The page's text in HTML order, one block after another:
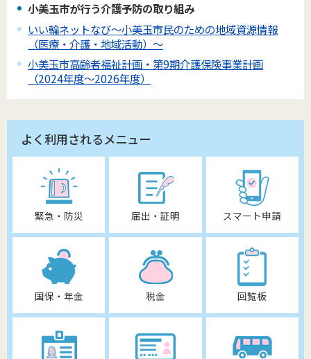
小美玉市が行う介護予防の取り組み
いい輪ネットなび～小美玉市民のための地域資源情報
（医療・介護・地域活動）～
小美玉市高齢者福祉計画・第9期介護保険事業計画
（2024年度～2026年度）
よく利用されるメニュー
緊急・防災 届出・証明 スマート申請
国保・年金 税金 回覧板